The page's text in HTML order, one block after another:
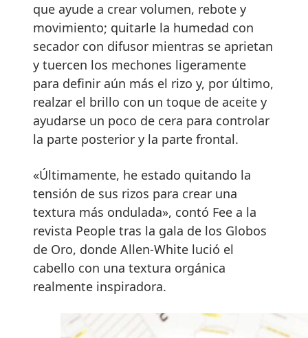
que ayude a crear volumen, rebote y
movimiento; quitarle la humedad con
secador con difusor mientras se aprietan
y tuercen los mechones ligeramente
para definir aún más el rizo y, por último,
realzar el brillo con un toque de aceite y
ayudarse un poco de cera para controlar
la parte posterior y la parte frontal.
«Últimamente, he estado quitando la
tensión de sus rizos para crear una
textura más ondulada», contó Fee a la
revista People tras la gala de los Globos
de Oro, donde Allen-White lució el
cabello con una textura orgánica
realmente inspiradora.